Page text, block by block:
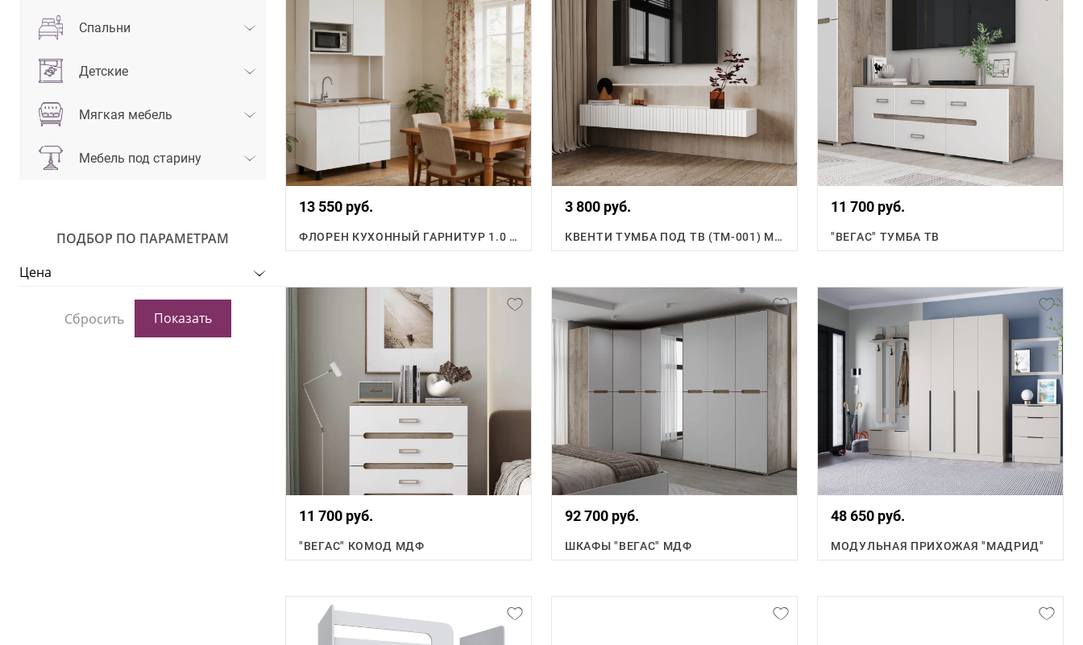
Спальни
Детские
Мягкая мебель
Мебель под старину
ПОДБОР ПО ПАРАМЕТРАМ
Цена
13 550 руб.
ФЛОРЕН КУХОННЫЙ ГАРНИТУР 1.0 М.
3 800 руб.
КВЕНТИ ТУМБА ПОД ТВ (ТМ-001) МДФ
11 700 руб.
"ВЕГАС" ТУМБА ТВ
11 700 руб.
"ВЕГАС" КОМОД МДФ
92 700 руб.
ШКАФЫ "ВЕГАС" МДФ
48 650 руб.
МОДУЛЬНАЯ ПРИХОЖАЯ "МАДРИД"